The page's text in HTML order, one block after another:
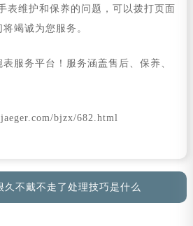
表维护和保养的问题，可以拨打页面
竭诚为您服务。
bjzx/682.html
久不戴不走了处理技巧是什么